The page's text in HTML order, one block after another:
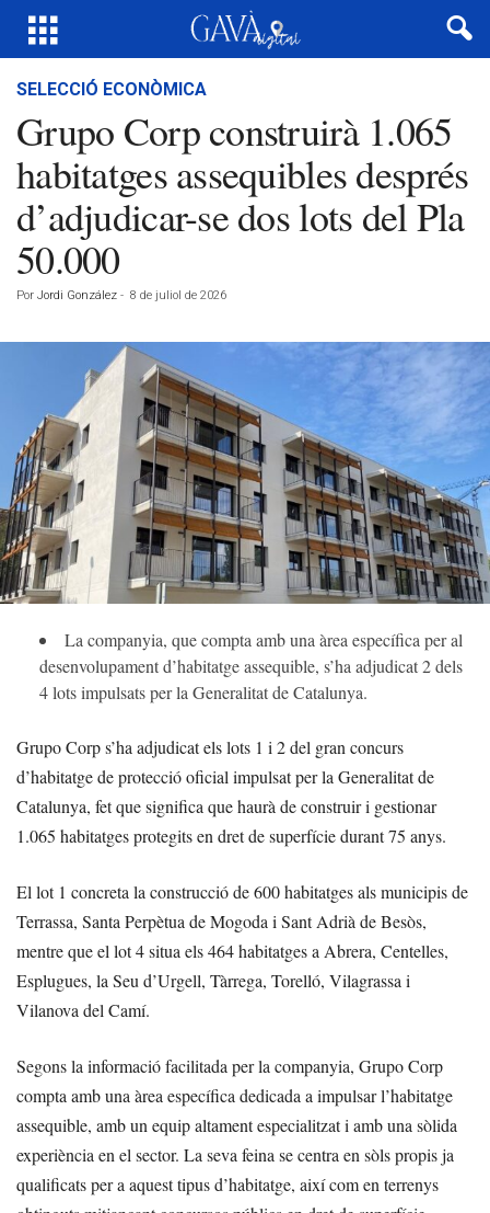
SELECCIÓ ECONÒMICA
Grupo Corp construirà 1.065
habitatges assequibles després
d’adjudicar-se dos lots del Pla
50.000
Por Jordi González - 8 de juliol de 2026
La companyia, que compta amb una àrea específica per al
desenvolupament d’habitatge assequible, s’ha adjudicat 2 dels
4 lots impulsats per la Generalitat de Catalunya.
Grupo Corp s’ha adjudicat els lots 1 i 2 del gran concurs
d’habitatge de protecció oficial impulsat per la Generalitat de
Catalunya, fet que significa que haurà de construir i gestionar
1.065 habitatges protegits en dret de superfície durant 75 anys.
El lot 1 concreta la construcció de 600 habitatges als municipis de
Terrassa, Santa Perpètua de Mogoda i Sant Adrià de Besòs,
mentre que el lot 4 situa els 464 habitatges a Abrera, Centelles,
Esplugues, la Seu d’Urgell, Tàrrega, Torelló, Vilagrassa i
Vilanova del Camí.
Segons la informació facilitada per la companyia, Grupo Corp
compta amb una àrea específica dedicada a impulsar l’habitatge
assequible, amb un equip altament especialitzat i amb una sòlida
experiència en el sector. La seva feina se centra en sòls propis ja
qualificats per a aquest tipus d’habitatge, així com en terrenys